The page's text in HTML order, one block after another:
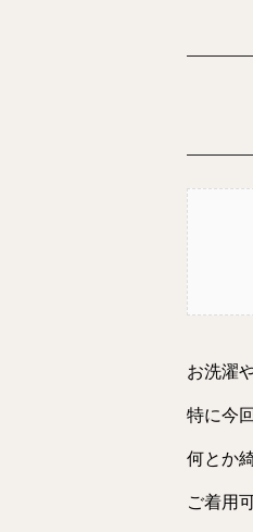
お洗濯
特に今
何とか
ご着用